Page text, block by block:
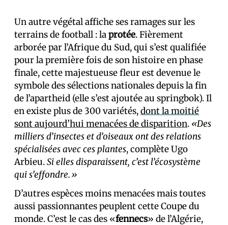
Un autre végétal affiche ses ramages sur les
terrains de football : laprotée. Fièrement
arborée par l’Afrique du Sud, qui s’est qualifiée
pour la première fois de son histoire en phase
finale, cette majestueuse fleur est devenue le
symbole des sélections nationales depuis la fin
de l’apartheid (elle s’est ajoutée au springbok). Il
en existe plus de 300 variétés,dont la moitié
sont aujourd’hui menacées de disparition. «Des
milliers d’insectes et d’oiseaux ont des relations
spécialisées avec ces plantes, complète Ugo
Arbieu.Si elles disparaissent, c’est l’écosystème
qui s’effondre.»
D’autres espèces moins menacées mais toutes
aussi passionnantes peuplent cette Coupe du
monde. C’est le cas des «fennecs» de l’Algérie,